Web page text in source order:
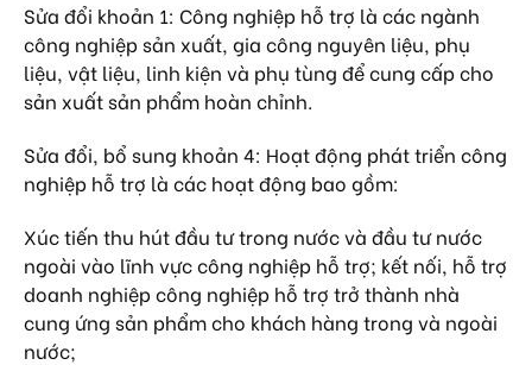
Sửa đổi khoản 1: Công nghiệp hỗ trợ là các ngành
công nghiệp sản xuất, gia công nguyên liệu, phụ
liệu, vật liệu, linh kiện và phụ tùng để cung cấp cho
sản xuất sản phẩm hoàn chỉnh.
Sửa đổi, bổ sung khoản 4: Hoạt động phát triển công
nghiệp hỗ trợ là các hoạt động bao gồm:
Xúc tiến thu hút đầu tư trong nước và đầu tư nước
ngoài vào lĩnh vực công nghiệp hỗ trợ; kết nối, hỗ trợ
doanh nghiệp công nghiệp hỗ trợ trở thành nhà
cung ứng sản phẩm cho khách hàng trong và ngoài
nước;